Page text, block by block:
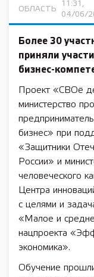
ОБЛАСТЬ
11:31,
04/06/
Более 30
приняли
бизнес-
Проект «СВОё
министерство
бизнес» при
«Защитники
России» и
человеческого
Центра
с целями и
«Малое и
нацпроекта
экономика».
Обучение